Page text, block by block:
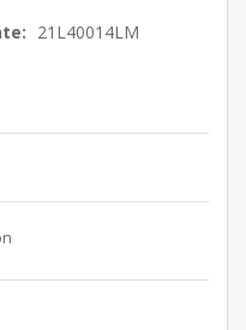
21L40014LM